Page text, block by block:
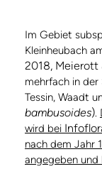
Im Gebiet
Kleinheubach
2018, Meierott
mehrfach in der
Tessin, Waadt
bambusoides).
wird bei
nach dem Jahr
angegeben